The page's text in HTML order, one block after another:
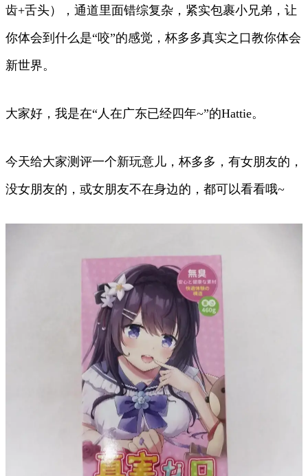
齿+舌头），通道里面错综复杂，紧实包裹小兄弟，让
你体会到什么是“咬”的感觉，杯多多真实之口教你体会
新世界。
大家好，我是在“人在广东已经四年~”的Hattie。
今天给大家测评一个新玩意儿，杯多多，有女朋友的，
没女朋友的，或女朋友不在身边的，都可以看看哦~